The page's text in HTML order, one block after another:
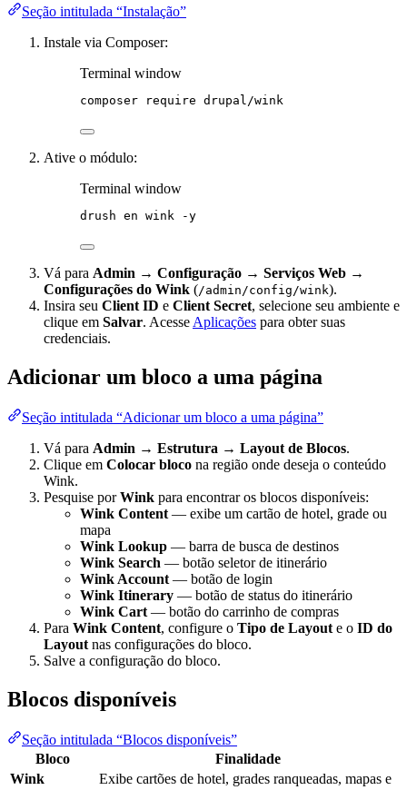
Seção intitulada “Instalação”
Instale via Composer:
Terminal window
composer require drupal/wink
Ative o módulo:
Terminal window
drush en wink -y
Vá para Admin → Configuração → Serviços Web →
Configurações do Wink (/admin/config/wink).
Insira seu Client ID e Client Secret, selecione seu ambiente e
clique em Salvar. Acesse Aplicações para obter suas
credenciais.
Adicionar um bloco a uma página
Seção intitulada “Adicionar um bloco a uma página”
Vá para Admin → Estrutura → Layout de Blocos.
Clique em Colocar bloco na região onde deseja o conteúdo
Wink.
Pesquise porWink para encontrar os blocos disponíveis:
Wink Content — exibe um cartão de hotel, grade ou
mapa
Wink Lookup — barra de busca de destinos
Wink Search — botão seletor de itinerário
Wink Account — botão de login
Wink Itinerary — botão de status do itinerário
Wink Cart — botão do carrinho de compras
Para Wink Content, configure o Tipo de Layout e o ID do
Layout nas configurações do bloco.
Salve a configuração do bloco.
Blocos disponíveis
Seção intitulada “Blocos disponíveis”
Bloco
Finalidade
Wink
Exibe cartões de hotel, grades ranqueadas, mapas e